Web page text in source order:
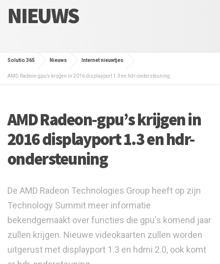
NIEUWS
Solutio 365 Nieuws Internet nieuwtjes
AMD Radeon-gpu’s krijgen in 2016 displayport 1.3 en hdr-ondersteuning
AMD Radeon-gpu’s krijgen in
2016 displayport 1.3 en hdr-
ondersteuning
De AMD Radeon Technologies Group heeft op zijn
Technology Summit meer informatie
bekendgemaakt over functies die gpu's komend jaar
zullen krijgen. Nieuwe videokaarten zullen worden
uitgerust met displayport 1.3 en hdmi 2.0, ook komt